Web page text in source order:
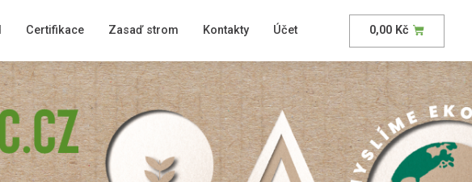
Certifikace Zasaď strom Kontakty Účet 0,00 Kč